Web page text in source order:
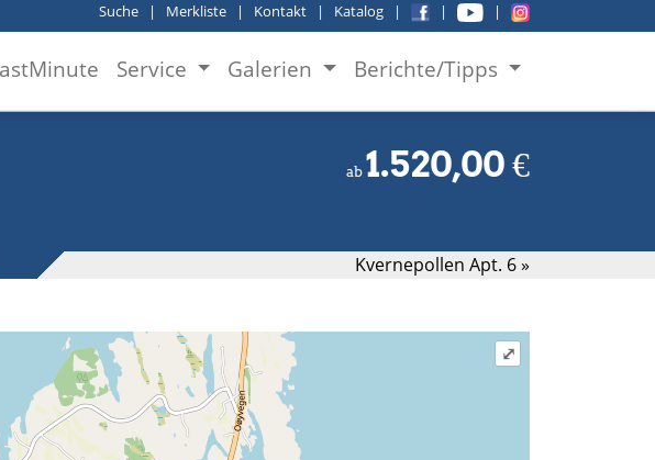
Suche| Merkliste| Kontakt| Katalog| | |
Service Galerien Berichte/Tipps
ab 1.520,00€
Kvernepollen Apt. 6 »
⤢